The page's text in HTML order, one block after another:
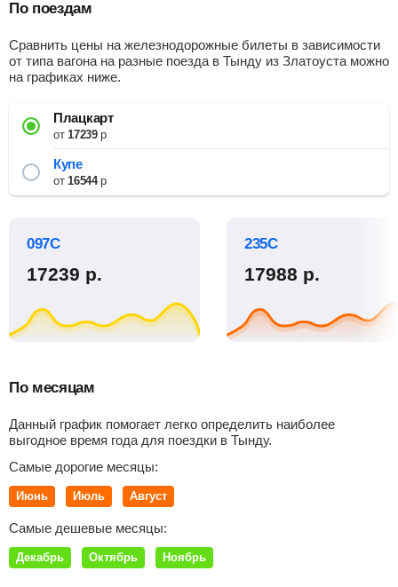
По поездам
Сравнить цены на железнодорожные билеты в зависимости
от типа вагона на разные поезда в Тынду из Златоуста можно
на графиках ниже.
Плацкарт
от17239р
Купе
от16544р
097С
17239 р.
235С
17988 р.
По месяцам
Данный график помогает легко определить наиболее
выгодное время года для поездки в Тынду.
Самые дорогие месяцы:
Июнь Июль Август
Самые дешевые месяцы:
Декабрь Октябрь Ноябрь